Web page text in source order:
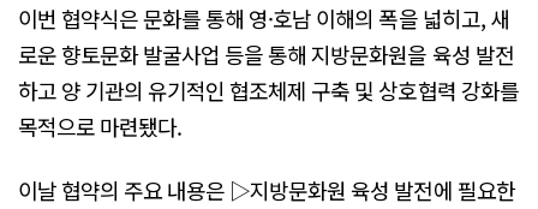
이번 협약식은 문화를 통해 영·호남 이해의 폭을 넓히고, 새
로운 향토문화 발굴사업 등을 통해 지방문화원을 육성 발전
하고 양 기관의 유기적인 협조체제 구축 및 상호협력 강화를
목적으로 마련됐다.
이날 협약의 주요 내용은 ▷지방문화원 육성 발전에 필요한